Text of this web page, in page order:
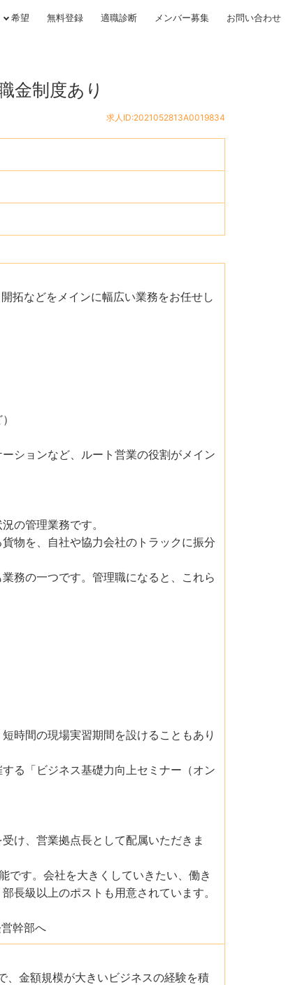
希望 無料登録 適職診断 メンバー募集 お問い合わせ
金制度あり
求人ID:2021052813A0019834
拓などをメインに幅広い業務をお任せし
）
ションなど、ルート営業の役割がメイン
の管理業務です。
物を、自社や協力会社のトラックに振分
務の一つです。管理職になると、これら
時間の現場実習期間を設けることもあり
る「ビジネス基礎力向上セミナー（オン
け、営業拠点長として配属いただきま
です。会社を大きくしていきたい、働き
長級以上のポストも用意されています。
幹部へ
、金額規模が大きいビジネスの経験を積